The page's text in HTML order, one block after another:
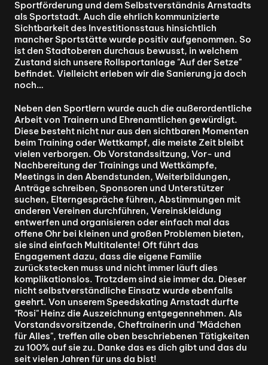
Sportförderung und dem Selbstverständnis Arnstadts
als Sportstadt. Auch die ehrlich kommunizierte
Sichtbarkeit des Investitionsstaus hinsichtlich
mancher Sportstätte wurde positiv aufgenommen. So
ist den Stadtoberen durchaus bewusst, in welchem
Zustand sich unsere Rollsportanlage "Auf der Setze"
befindet. Vielleicht erleben wir die Sanierung ja doch
noch…
Neben den Sportlern wurde auch die außerordentliche
Arbeit von Trainern und Ehrenamtlichen gewürdigt.
Diese besteht nicht nur aus den sichtbaren Momenten
beim Training oder Wettkampf, die meiste Zeit bleibt
vielen verborgen. Ob Vorstandssitzung, Vor- und
Nachbereitung der Trainings und Wettkämpfe,
Meetings in den Abendstunden, Weiterbildungen,
Anträge schreiben, Sponsoren und Unterstützer
suchen, Elterngespräche führen, Abstimmungen mit
anderen Vereinen durchführen, Vereinskleidung
entwerfen und organisieren oder einfach mal das
offene Ohr bei kleinen und großen Problemen bieten,
sie sind einfach Multitalente! Oft führt das
Engagement dazu, dass die eigene Familie
zurückstecken muss und nicht immer läuft dies
komplikationslos. Trotzdem sind sie immer da. Dieser
nicht selbstverständliche Einsatz wurde ebenfalls
geehrt. Von unserem Speedskating Arnstadt durfte
"Rosi" Heinz die Auszeichnung entgegennehmen. Als
Vorstandsvorsitzende, Cheftrainerin und "Mädchen
für Alles", treffen alle oben beschriebenen Tätigkeiten
zu 100% auf sie zu. Danke das es dich gibt und das du
seit vielen Jahren für uns da bist!